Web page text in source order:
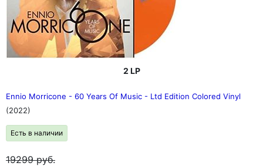
2 LP
Ennio Morricone - 60 Years Of Music - Ltd Edition Colored Vinyl
(2022)
Есть в наличии
19299руб.